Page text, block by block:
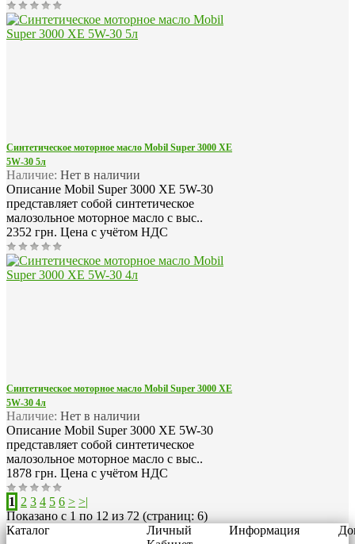
Синтетическое моторное масло Mobil Super 3000 XE
5W-30 5л
Наличие: Нет в наличии
Описание Mobil Super 3000 XE 5W-30
представляет собой синтетическое
малозольное моторное масло с выс..
2352 грн. Цена с учётом НДС
Синтетическое моторное масло Mobil Super 3000 XE
5W-30 4л
Наличие: Нет в наличии
Описание Mobil Super 3000 XE 5W-30
представляет собой синтетическое
малозольное моторное масло с выс..
1878 грн. Цена с учётом НДС
1 2 3 4 5 6 > >|
Показано с 1 по 12 из 72 (страниц: 6)
Каталог
Личный
Информация